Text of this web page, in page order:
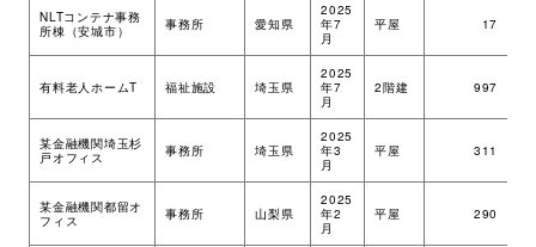
NLTコンテナ事務
所棟（安城市）
事務所 愛知県
2025
年7
月
平屋 17
有料老人ホームT 福祉施設 埼玉県
2025
年7
月
2階建 997
某金融機関埼玉杉
戸オフィス
事務所 埼玉県
2025
年3
月
平屋 311
某金融機関都留オ
フィス
事務所 山梨県
2025
年2
月
平屋 290